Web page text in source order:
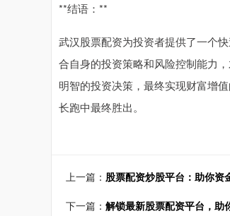
**结语：**
武汉股票配资为投资者提供了一个
合自身的投资策略和风险控制能力
明智的投资决策，最终实现财富增
长跑中最终胜出。
上一篇： 股票配资炒股平台：助你资
下一篇： 解锁最新股票配资平台，助